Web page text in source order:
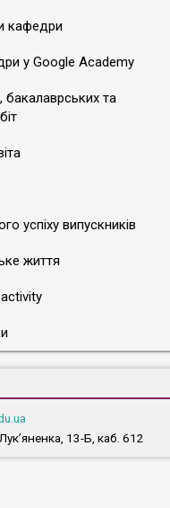
кафедри
у Google Academy
бакалаврських та
успіху випускників
життя
13-Б, каб. 612